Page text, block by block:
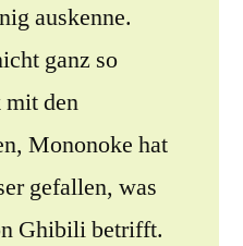
auskenne.
ganz so
mit den
Mononoke hat
gefallen, was
Ghibili betrifft.